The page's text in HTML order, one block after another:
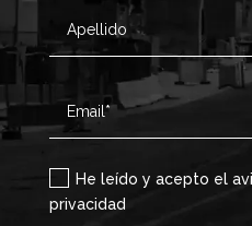
He leído y acepto el
privacidad